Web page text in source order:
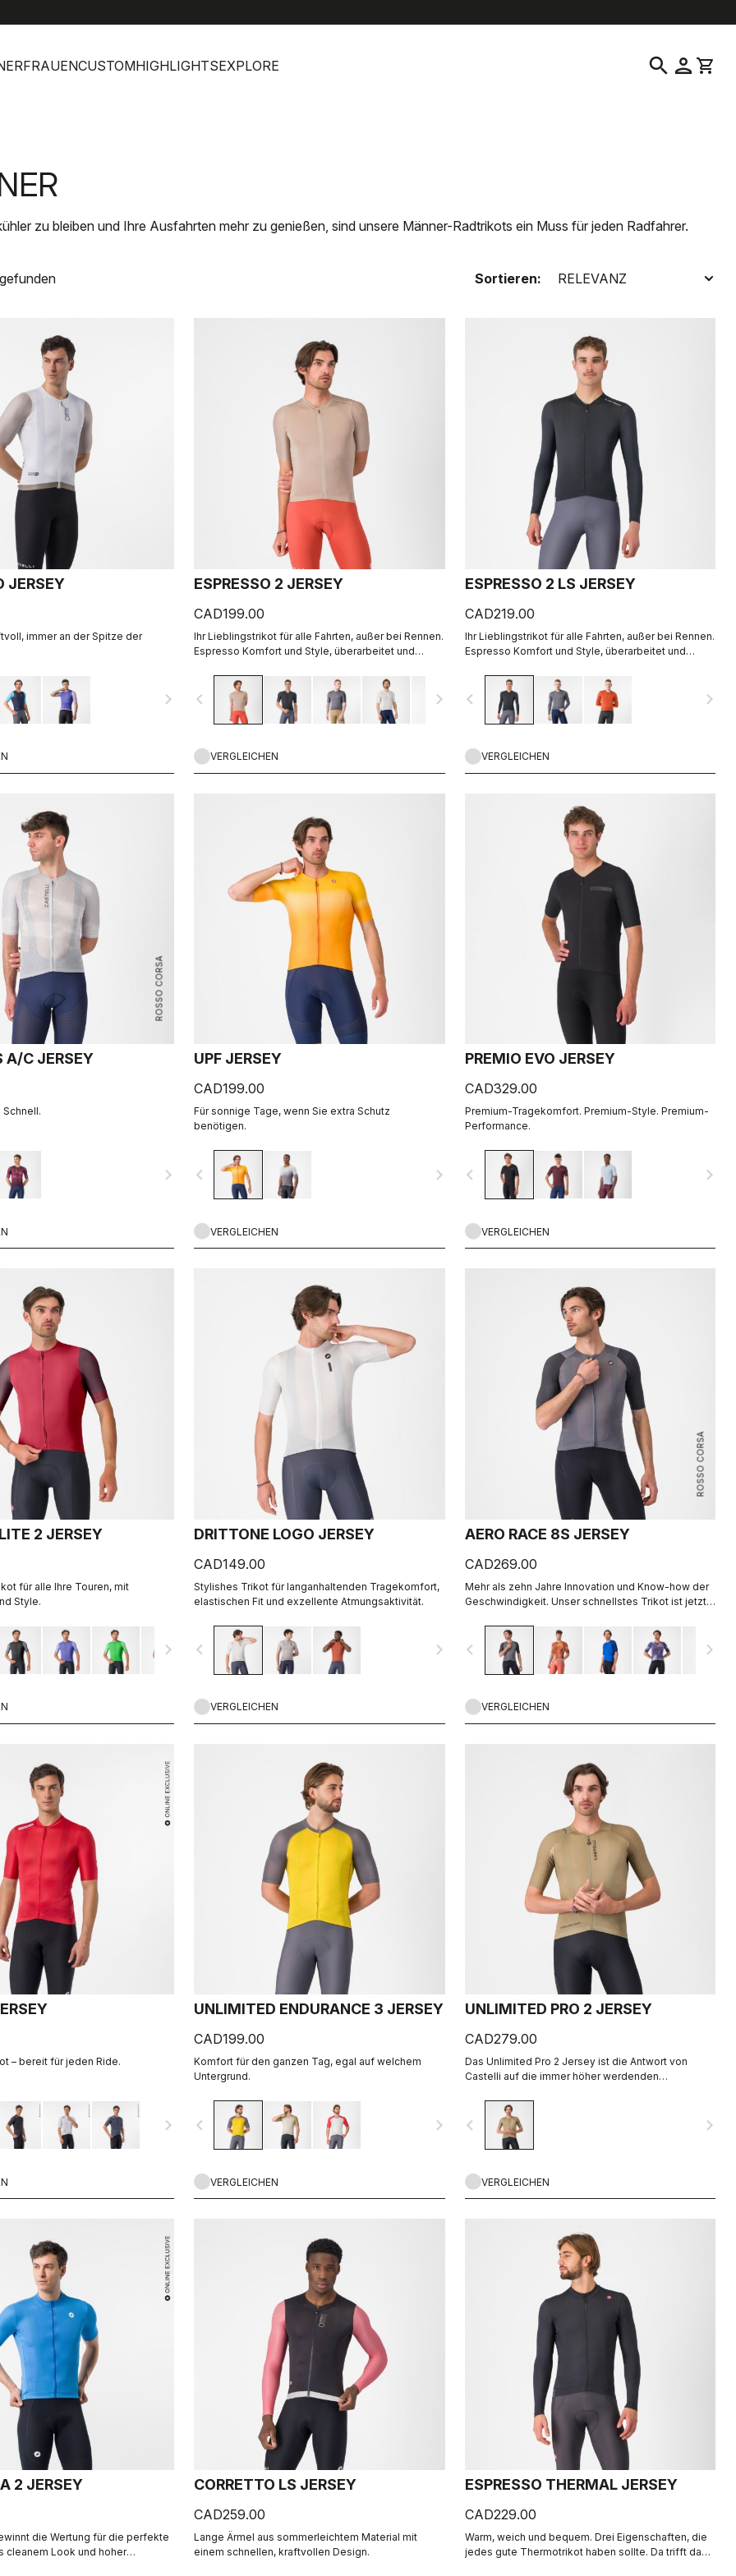
FRAUENCUSTOMHIGHLIGHTSEXPLORE search person shopping_cart
zu bleiben und Ihre Ausfahrten mehr zu genießen, sind unsere Männer-Radtrikots ein Muss für jeden Radfahrer.
Sortieren:
JERSEY
immer an der Spitze der
navigate_next
ESPRESSO 2 JERSEY
CAD199.00
Ihr Lieblingstrikot für alle Fahrten, außer bei Rennen.
Espresso Komfort und Style, überarbeitet und
navigate_before navigate_next
VERGLEICHEN
ESPRESSO 2 LS JERSEY
CAD219.00
Ihr Lieblingstrikot für alle Fahrten, außer bei Rennen.
Espresso Komfort und Style, überarbeitet und
kühle Tage.
navigate_before navigate_next
VERGLEICHEN
ROSSO CORSA
A/C JERSEY
navigate_next
UPF JERSEY
CAD199.00
Für sonnige Tage, wenn Sie extra Schutz
benötigen.
navigate_before navigate_next
VERGLEICHEN
PREMIO EVO JERSEY
CAD329.00
Premium-Tragekomfort. Premium-Style. Premium-
Performance.
navigate_before navigate_next
VERGLEICHEN
2 JERSEY
für alle Ihre Touren, mit
Style.
navigate_next
DRITTONE LOGO JERSEY
CAD149.00
Stylishes Trikot für langanhaltenden Tragekomfort,
elastischen Fit und exzellente Atmungsaktivität.
navigate_before navigate_next
VERGLEICHEN
ROSSO CORSA
AERO RACE 8S JERSEY
CAD269.00
Mehr als zehn Jahre Innovation und Know-how der
Geschwindigkeit. Unser schnellstes Trikot ist jetzt
navigate_before navigate_next
VERGLEICHEN
– bereit für jeden Ride.
navigate_next
UNLIMITED ENDURANCE 3 JERSEY
CAD199.00
Komfort für den ganzen Tag, egal auf welchem
Untergrund.
navigate_before navigate_next
VERGLEICHEN
UNLIMITED PRO 2 JERSEY
CAD279.00
Das Unlimited Pro 2 Jersey ist die Antwort von
Castelli auf die immer höher werdenden
ihrer Ausrüstung herausholen möchten, ohne dabei
den Geist des Sports zu vergessen.
navigate_before navigate_next
VERGLEICHEN
2 JERSEY
die Wertung für die perfekte
cleanem Look und hoher
CORRETTO LS JERSEY
CAD259.00
Lange Ärmel aus sommerleichtem Material mit
einem schnellen, kraftvollen Design.
ESPRESSO THERMAL JERSEY
CAD229.00
Warm, weich und bequem. Drei Eigenschaften, die
jedes gute Thermotrikot haben sollte. Da trifft das